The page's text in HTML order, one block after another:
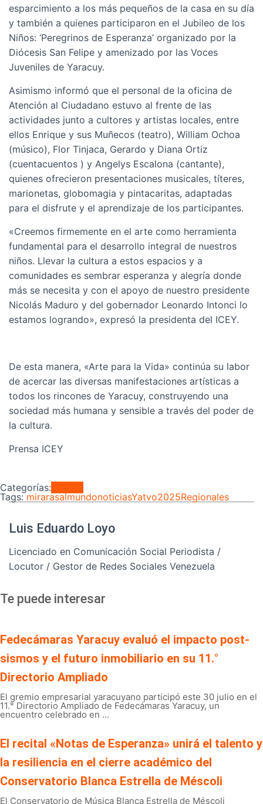
esparcimiento a los más pequeños de la casa en su día
y también a quienes participaron en el Jubileo de los
Niños: ‘Peregrinos de Esperanza’ organizado por la
Diócesis San Felipe y amenizado por las Voces
Juveniles de Yaracuy.
Asimismo informó que el personal de la oficina de
Atención al Ciudadano estuvo al frente de las
actividades junto a cultores y artistas locales, entre
ellos Enrique y sus Muñecos (teatro), William Ochoa
(músico), Flor Tinjaca, Gerardo y Diana Ortiz
(cuentacuentos ) y Angelys Escalona (cantante),
quienes ofrecieron presentaciones musicales, títeres,
marionetas, globomagia y pintacaritas, adaptadas
para el disfrute y el aprendizaje de los participantes.
«Creemos firmemente en el arte como herramienta
fundamental para el desarrollo integral de nuestros
niños. Llevar la cultura a estos espacios y a
comunidades es sembrar esperanza y alegría donde
más se necesita y con el apoyo de nuestro presidente
Nicolás Maduro y del gobernador Leonardo Intonci lo
estamos logrando», expresó la presidenta del ICEY.
De esta manera, «Arte para la Vida» continúa su labor
de acercar las diversas manifestaciones artísticas a
todos los rincones de Yaracuy, construyendo una
sociedad más humana y sensible a través del poder de
la cultura.
Prensa ICEY
Categorías:
Tags:mirarasalmundonoticiasYatvo2025Regionales
Luis Eduardo Loyo
Licenciado en Comunicación Social Periodista /
Locutor / Gestor de Redes Sociales Venezuela
Te puede interesar
Fedecámaras Yaracuy evaluó el impacto post-
sismos y el futuro inmobiliario en su 11.°
Directorio Ampliado
El gremio empresarial yaracuyano participó este 30 julio en el
11.° Directorio Ampliado de Fedecámaras Yaracuy, un
encuentro celebrado en ...
El recital «Notas de Esperanza» unirá el talento y
la resiliencia en el cierre académico del
Conservatorio Blanca Estrella de Méscoli
El Conservatorio de Música Blanca Estrella de Méscoli